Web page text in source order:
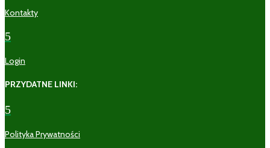
Kontakty
5
Login
PRZYDATNE LINKI:
5
Polityka Prywatności